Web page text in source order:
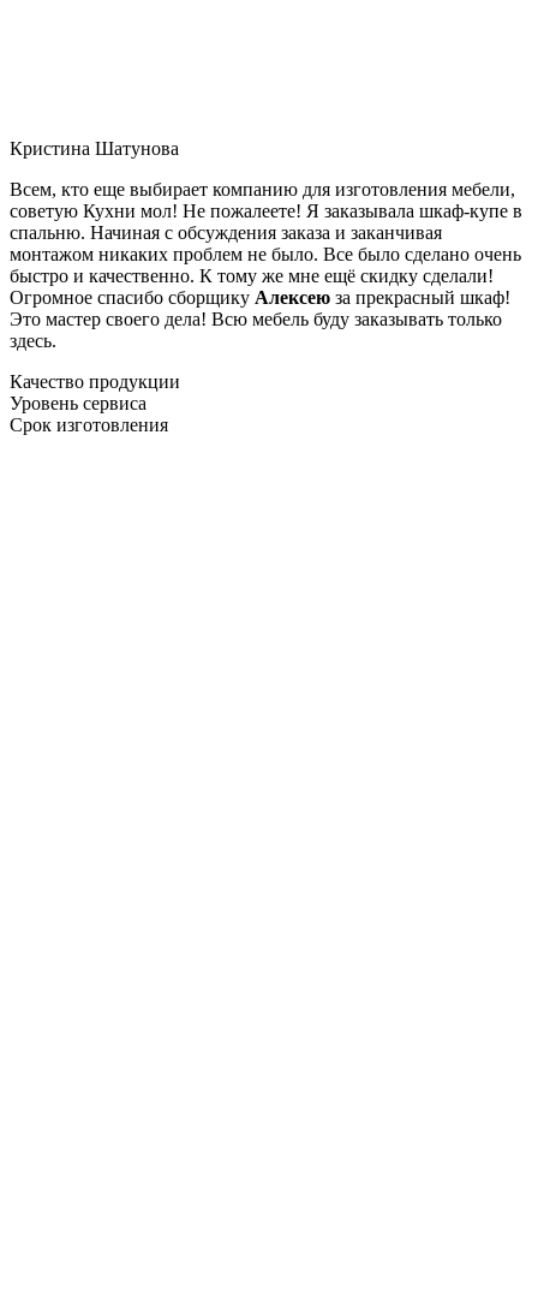
Кристина Шатунова
Всем, кто еще выбирает компанию для изготовления мебели,
советую Кухни мол! Не пожалеете! Я заказывала шкаф-купе в
спальню. Начиная с обсуждения заказа и заканчивая
монтажом никаких проблем не было. Все было сделано очень
быстро и качественно. К тому же мне ещё скидку сделали!
Огромное спасибо сборщику Алексею за прекрасный шкаф!
Это мастер своего дела! Всю мебель буду заказывать только
здесь.
Качество продукции
Уровень сервиса
Срок изготовления